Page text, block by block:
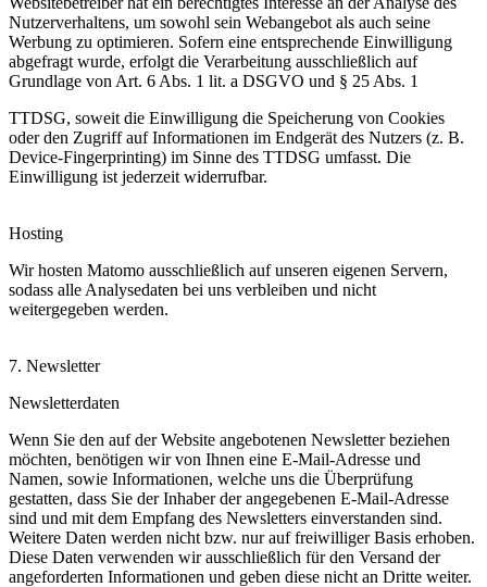
Nutzerverhaltens, um sowohl sein Webangebot als auch seine
Werbung zu optimieren. Sofern eine entsprechende Einwilligung
abgefragt wurde, erfolgt die Verarbeitung ausschließlich auf
Grundlage von Art. 6 Abs. 1 lit. a DSGVO und § 25 Abs. 1
TTDSG, soweit die Einwilligung die Speicherung von Cookies
oder den Zugriff auf Informationen im Endgerät des Nutzers (z. B.
Device-Fingerprinting) im Sinne des TTDSG umfasst. Die
Einwilligung ist jederzeit widerrufbar.
Hosting
Wir hosten Matomo ausschließlich auf unseren eigenen Servern,
sodass alle Analysedaten bei uns verbleiben und nicht
weitergegeben werden.
7. Newsletter
Newsletterdaten
Wenn Sie den auf der Website angebotenen Newsletter beziehen
möchten, benötigen wir von Ihnen eine E-Mail-Adresse und
Namen, sowie Informationen, welche uns die Überprüfung
gestatten, dass Sie der Inhaber der angegebenen E-Mail-Adresse
sind und mit dem Empfang des Newsletters einverstanden sind.
Weitere Daten werden nicht bzw. nur auf freiwilliger Basis erhoben.
Diese Daten verwenden wir ausschließlich für den Versand der
angeforderten Informationen und geben diese nicht an Dritte weiter.